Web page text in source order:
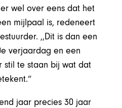
wel over eens dat het
mijlpaal is, redeneert
,,Dit is dan een
verjaardag en een
stil te staan bij wat dat
jaar precies 30 jaar